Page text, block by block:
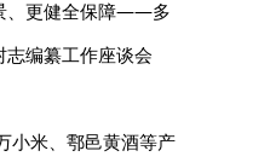
、更健全保障——多
编纂工作座谈会
小米、鄠邑黄酒等产